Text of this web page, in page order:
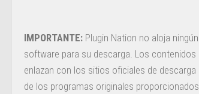
IMPORTANTE: Plugin Nation no aloja ningún
software para su descarga. Los contenidos
enlazan con los sitios oficiales de descarga
de los programas originales proporcionados